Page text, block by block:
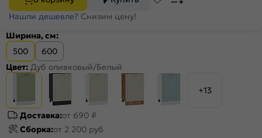
Нашли дешевле? Снизим цену!
Ширина, см:
500
600
Цвет: Дуб оливковый/Белый
+13
Доставка:от 690 ₽
Сборка:от 2 200 руб